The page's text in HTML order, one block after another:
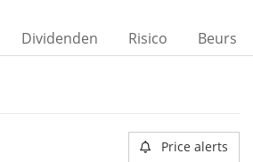
Dividenden Risico Beurs
Price alerts